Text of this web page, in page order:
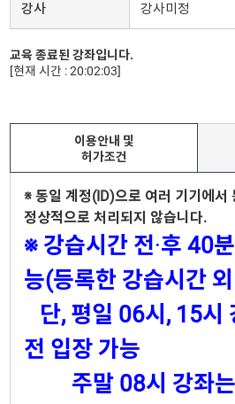
강사 강사미정
교육 종료된 강좌입니다.
[현재 시간 : 20:02:03]
이용안내 및
허가조건
※ 동일 계정(ID)으로 여러 기기에서
정상적으로 처리되지 않습니다.
※ 강습시간 전·후 40
능(등록한 강습시간
단, 평일 06시, 15시
전 입장 가능
주말 08시 강좌는